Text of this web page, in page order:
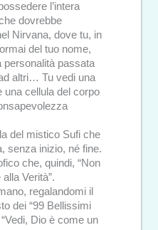
l’intera
dovrebbe
Nirvana, dove tu, in
del tuo nome,
personalità passata
altri… Tu vedi una
una cellula del corpo
del mistico Sufi che
senza inizio, né fine.
che, quindi, “Non
Verità”.
regalandomi il
dei “99 Bellissimi
Dio è come un